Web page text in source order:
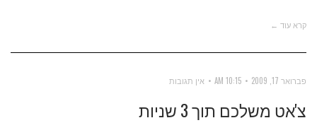
קרא עוד ←
פברואר 17, 2009 10:15 AM אין תגובות
צ'אט משלכם תוך 3 שניות